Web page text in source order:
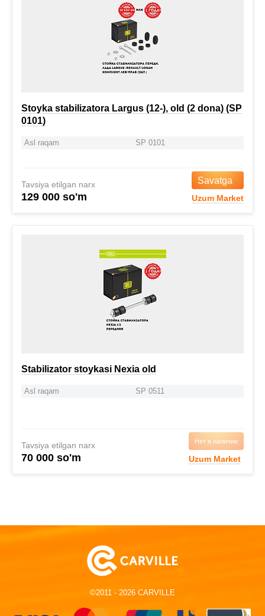
Stoyka stabilizatora Largus (12-), old (2 dona) (SP
0101)
Asl raqam SP 0101
Tavsiya etilgan narx
129 000 so'm
Savatga
Uzum Market
Stabilizator stoykasi Nexia old
Asl raqam SP 0511
Tavsiya etilgan narx
70 000 so'm
Нет в наличии
Uzum Market
©2011 - 2026 CARVILLE